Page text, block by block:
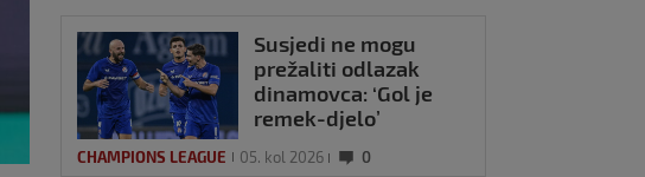
Susjedi ne mogu
prežaliti odlazak
dinamovca: ‘Gol je
remek-djelo’
CHAMPIONS LEAGUE 05. kol 2026 0